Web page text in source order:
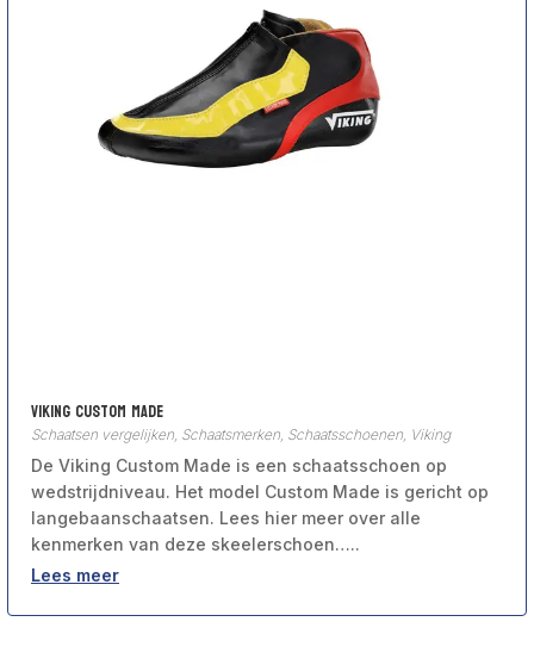
Viking Custom Made
Schaatsen vergelijken Schaatsmerken Schaatsschoenen Viking
De Viking Custom Made is een schaatsschoen op
wedstrijdniveau. Het model Custom Made is gericht op
langebaanschaatsen. Lees hier meer over alle
kenmerken van deze skeelerschoen…..
Lees meer